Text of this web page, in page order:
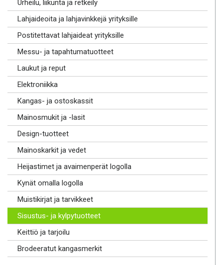
Urheilu, liikunta ja retkeily
Lahjaideoita ja lahjavinkkejä yrityksille
Postitettavat lahjaideat yrityksille
Messu- ja tapahtumatuotteet
Laukut ja reput
Elektroniikka
Kangas- ja ostoskassit
Mainosmukit ja -lasit
Design-tuotteet
Mainoskarkit ja vedet
Heijastimet ja avaimenperät logolla
Kynät omalla logolla
Muistikirjat ja tarvikkeet
Sisustus- ja kylpytuotteet
Keittiö ja tarjoilu
Brodeeratut kangasmerkit